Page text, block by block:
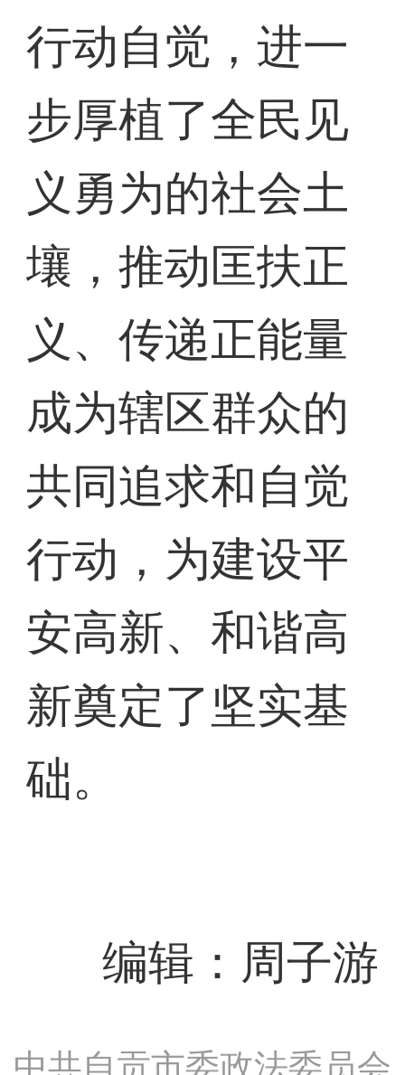
行动自觉，进一
步厚植了全民见
义勇为的社会土
壤，推动匡扶正
义、传递正能量
成为辖区群众的
共同追求和自觉
行动，为建设平
安高新、和谐高
新奠定了坚实基
础。
编辑：周子游
中共自贡市委政法委员会